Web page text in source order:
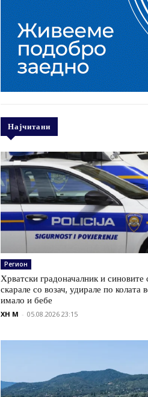
Најчитани
Регион
Хрватски градоначалник и синовите
скарале со возач, удирале по колата
имало и бебе
XH M - 05.08.2026 23:15